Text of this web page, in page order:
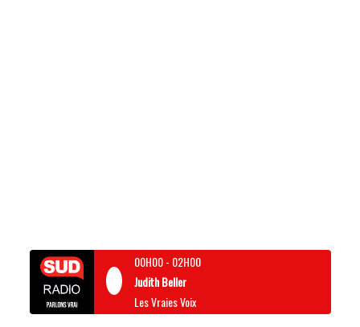
00H00- 02H00
Judith Beller
Les Vraies Voix